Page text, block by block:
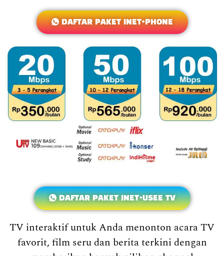
DAFTAR PAKET INET+PHONE
DAFTAR PAKET INET+USEE TV
TV interaktif untuk Anda menonton acara TV
favorit, film seru dan berita terkini dengan